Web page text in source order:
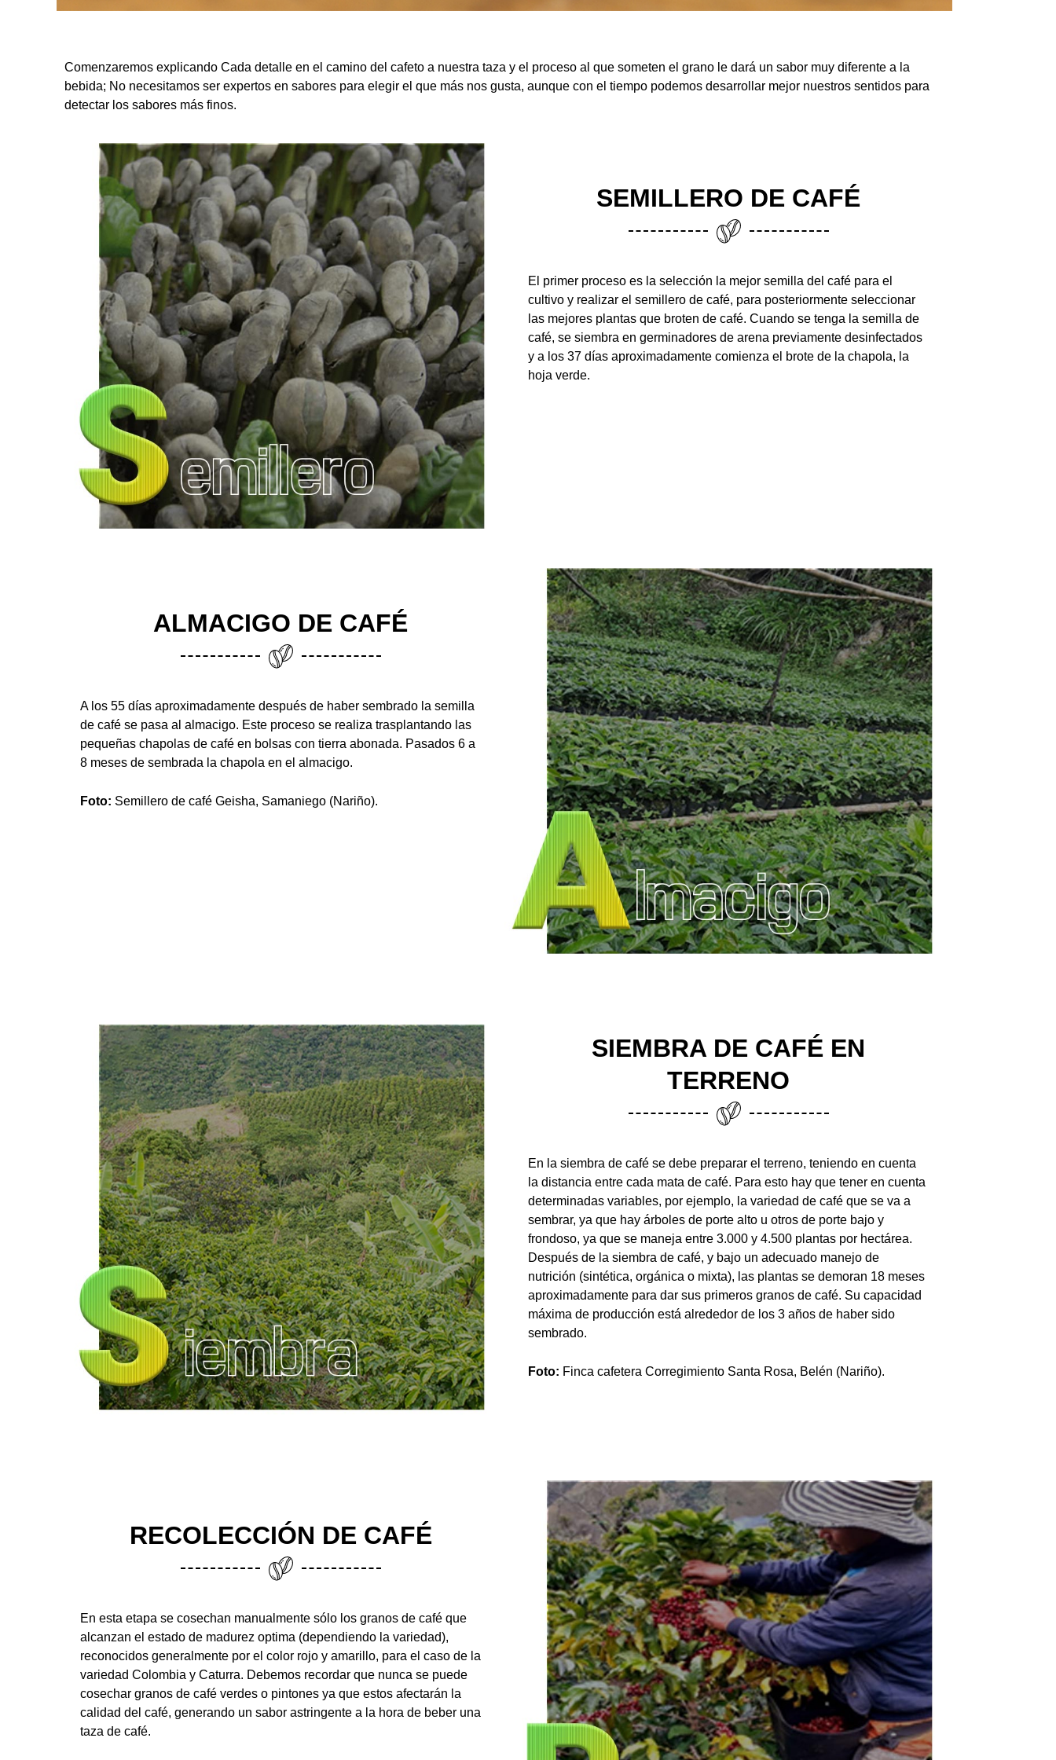
Comenzaremos explicando Cada detalle en el camino del cafeto a nuestra taza y el proceso al que someten el grano le dará un sabor muy diferente a la
bebida; No necesitamos ser expertos en sabores para elegir el que más nos gusta, aunque con el tiempo podemos desarrollar mejor nuestros sentidos para
detectar los sabores más finos.
SEMILLERO DE CAFÉ
El primer proceso es la selección la mejor semilla del café para el
cultivo y realizar el semillero de café, para posteriormente seleccionar
las mejores plantas que broten de café. Cuando se tenga la semilla de
café, se siembra en germinadores de arena previamente desinfectados
y a los 37 días aproximadamente comienza el brote de la chapola, la
hoja verde.
ALMACIGO DE CAFÉ
A los 55 días aproximadamente después de haber sembrado la semilla
de café se pasa al almacigo. Este proceso se realiza trasplantando las
pequeñas chapolas de café en bolsas con tierra abonada. Pasados 6 a
8 meses de sembrada la chapola en el almacigo.
Foto: Semillero de café Geisha, Samaniego (Nariño).
SIEMBRA DE CAFÉ EN
TERRENO
En la siembra de café se debe preparar el terreno, teniendo en cuenta
la distancia entre cada mata de café. Para esto hay que tener en cuenta
determinadas variables, por ejemplo, la variedad de café que se va a
sembrar, ya que hay árboles de porte alto u otros de porte bajo y
frondoso, ya que se maneja entre 3.000 y 4.500 plantas por hectárea.
Después de la siembra de café, y bajo un adecuado manejo de
nutrición (sintética, orgánica o mixta), las plantas se demoran 18 meses
aproximadamente para dar sus primeros granos de café. Su capacidad
máxima de producción está alrededor de los 3 años de haber sido
sembrado.
Foto: Finca cafetera Corregimiento Santa Rosa, Belén (Nariño).
RECOLECCIÓN DE CAFÉ
En esta etapa se cosechan manualmente sólo los granos de café que
alcanzan el estado de madurez optima (dependiendo la variedad),
reconocidos generalmente por el color rojo y amarillo, para el caso de la
variedad Colombia y Caturra. Debemos recordar que nunca se puede
cosechar granos de café verdes o pintones ya que estos afectarán la
calidad del café, generando un sabor astringente a la hora de beber una
taza de café.